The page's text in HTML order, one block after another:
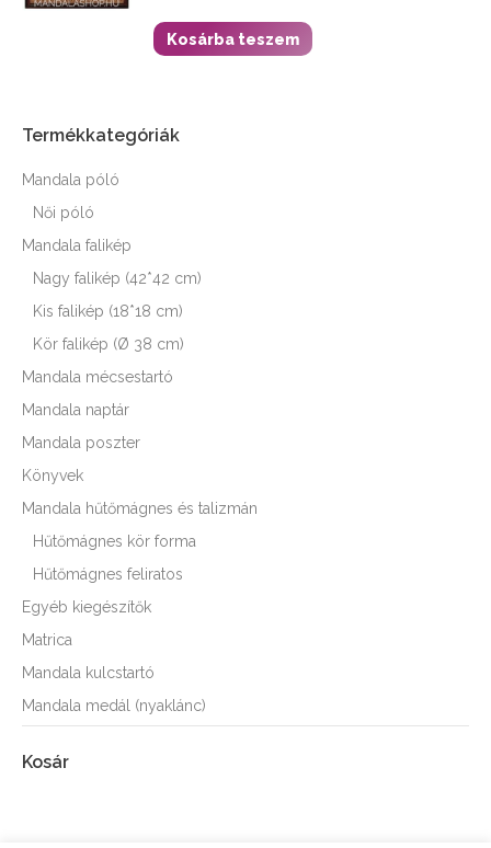
was:
Kosárba teszem
Termékkategóriák
Mandala póló
Női póló
Mandala falikép
Nagy falikép (42*42 cm)
Kis falikép (18*18 cm)
Kör falikép (Ø 38 cm)
Mandala mécsestartó
Mandala naptár
Mandala poszter
Könyvek
Mandala hűtőmágnes és talizmán
Hűtőmágnes kör forma
Hűtőmágnes feliratos
Egyéb kiegészítők
Matrica
Mandala kulcstartó
Mandala medál (nyaklánc)
Kosár